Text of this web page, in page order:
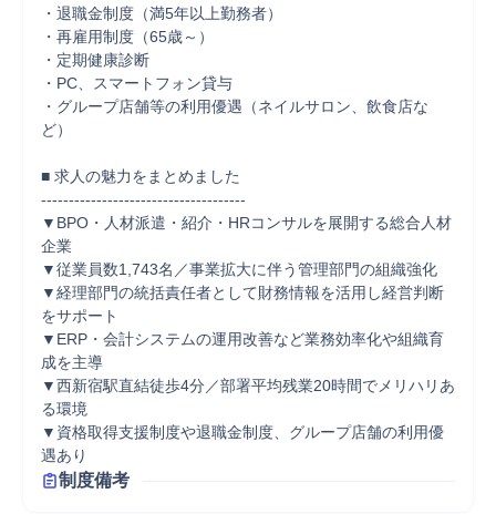
・退職金制度（満5年以上勤務者）
・再雇用制度（65歳～）
・定期健康診断
・PC、スマートフォン貸与
・グループ店舗等の利用優遇（ネイルサロン、飲食店な
ど）
■ 求人の魅力をまとめました
-------------------------------------
▼BPO・人材派遣・紹介・HRコンサルを展開する総合人材
企業
▼従業員数1,743名／事業拡大に伴う管理部門の組織強化
▼経理部門の統括責任者として財務情報を活用し経営判断
をサポート
▼ERP・会計システムの運用改善など業務効率化や組織育
成を主導
▼西新宿駅直結徒歩4分／部署平均残業20時間でメリハリあ
る環境
▼資格取得支援制度や退職金制度、グループ店舗の利用優
遇あり
制度備考